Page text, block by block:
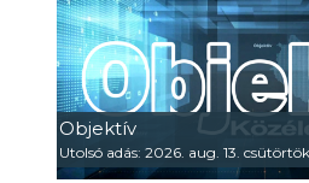
Objektív
Utolsó adás: 2026. aug. 13. csütörtök